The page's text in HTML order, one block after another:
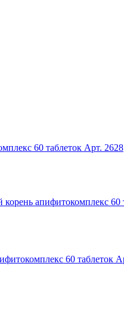
60 таблеток Арт. 2628
апифитокомплекс 60
60 таблеток